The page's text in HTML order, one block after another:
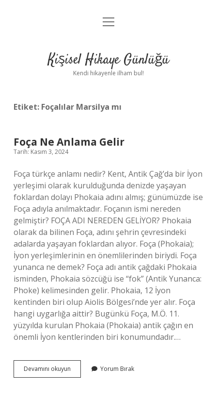
Anasayfa
Yasal Uyarı
menüyü
Kişisel Hikaye Günlüğü
Kendi hikayenle ilham bul!
Etiket: Foçalılar Marsilya mı
Foça Ne Anlama Gelir
Tarih: Kasım 3, 2024
Foça türkçe anlamı nedir? Kent, Antik Çağ’da bir İyon
yerleşimi olarak kurulduğunda denizde yaşayan
foklardan dolayı Phokaia adını almış; günümüzde ise
Foça adıyla anılmaktadır. Foçanın ismi nereden
gelmiştir? FOÇA ADI NEREDEN GELİYOR? Phokaia
olarak da bilinen Foça, adını şehrin çevresindeki
adalarda yaşayan foklardan alıyor. Foça (Phokaia);
İyon yerleşimlerinin en önemlilerinden biriydi. Foça
yunanca ne demek? Foça adı antik çağdaki Phokaia
isminden, Phokaia sözcüğü ise “fok” (Antik Yunanca:
Phoke) kelimesinden gelir. Phokaia, 12 İyon
kentinden biri olup Aiolis Bölgesi’nde yer alır. Foça
hangi uygarlığa aittir? Bugünkü Foça, M.Ö. 11.
yüzyılda kurulan Phokaia (Phokaia) antik çağın en
önemli İyon kentlerinden biri konumundadır.…
Devamını okuyun
Ne
Yorum Bırak